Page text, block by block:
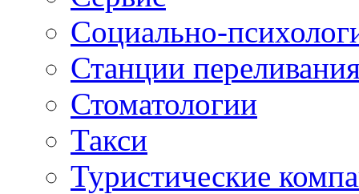
Социально-
Станции
Стоматологии
Такси
Туристические